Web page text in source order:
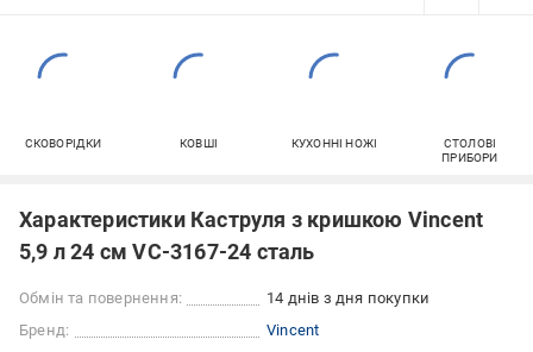
СКОВОРІДКИ КОВШІ КУХОННІ НОЖІ
СТОЛОВІ
ПРИБОРИ
Характеристики Каструля з кришкою Vincent
5,9 л 24 см VC-3167-24 сталь
Обмін та повернення:
14 днів з дня покупки
Бренд:
Vincent